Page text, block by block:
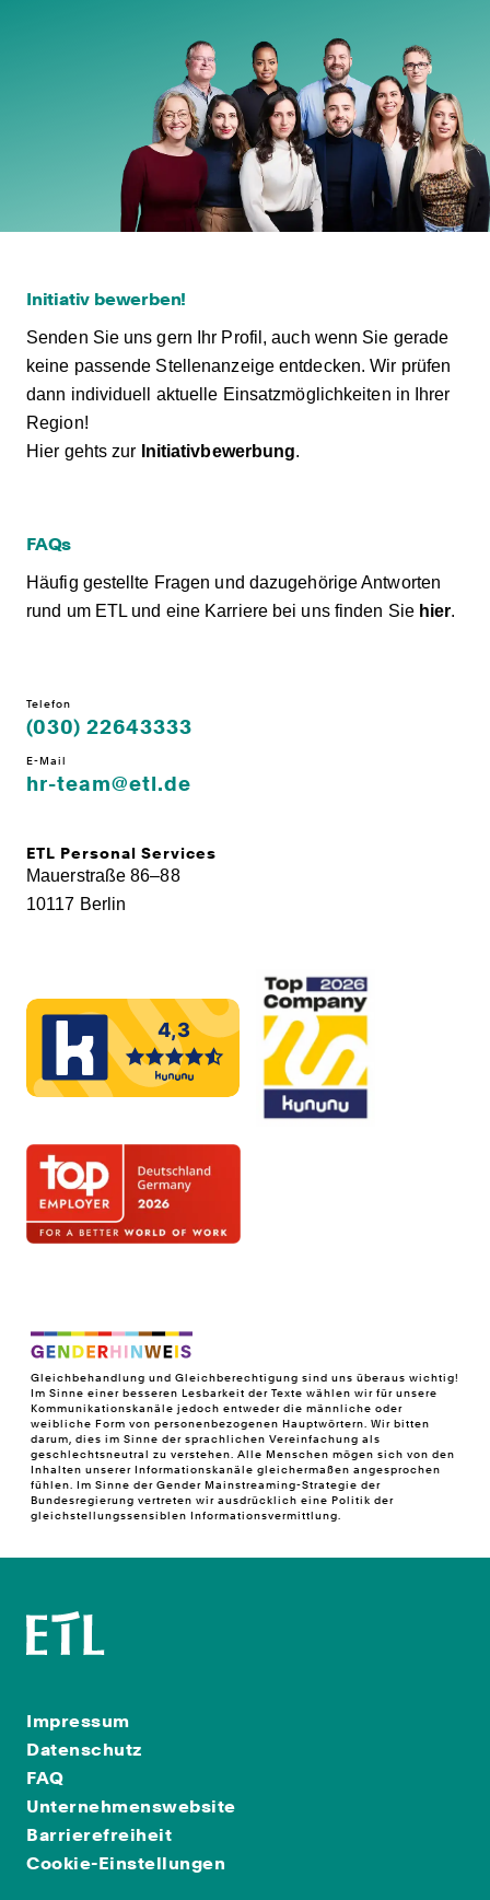
Initiativ bewerben!
Senden Sie uns gern Ihr Profil, auch wenn Sie gerade
keine passende Stellenanzeige entdecken. Wir prüfen
dann individuell aktuelle Einsatzmöglichkeiten in Ihrer
Region!
Hier gehts zur Initiativbewerbung.
FAQs
Häufig gestellte Fragen und dazugehörige Antworten
rund um ETL und eine Karriere bei uns finden Sie hier.
Telefon
(030) 22643333
E-Mail
hr-team@etl.de
ETL Personal Services
Mauerstraße 86–88
10117 Berlin
Gleichbehandlung und Gleichberechtigung sind uns überaus wichtig!
Im Sinne einer besseren Lesbarkeit der Texte wählen wir für unsere
Kommunikationskanäle jedoch entweder die männliche oder
weibliche Form von personenbezogenen Hauptwörtern. Wir bitten
darum, dies im Sinne der sprachlichen Vereinfachung als
geschlechtsneutral zu verstehen. Alle Menschen mögen sich von den
Inhalten unserer Informationskanäle gleichermaßen angesprochen
fühlen. Im Sinne der Gender Mainstreaming-Strategie der
Bundesregierung vertreten wir ausdrücklich eine Politik der
gleichstellungssensiblen Informationsvermittlung.
Impressum
Datenschutz
FAQ
Unternehmenswebsite
Barrierefreiheit
Cookie-Einstellungen